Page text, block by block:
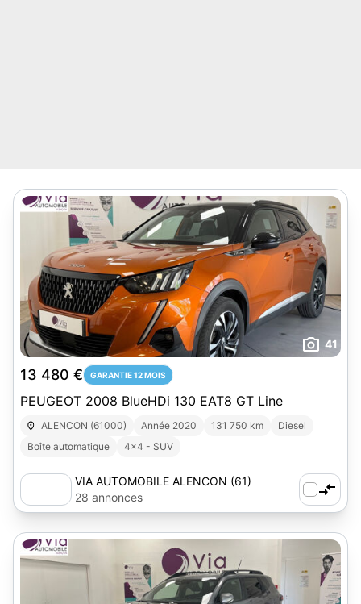
41
13 480 € GARANTIE 12 MOIS
PEUGEOT 2008 BlueHDi 130 EAT8 GT Line
ALENCON (61000) Année 2020 131 750 km
Diesel
Boîte automatique
4x4 - SUV
VIA AUTOMOBILE ALENCON (61)
28 annonces